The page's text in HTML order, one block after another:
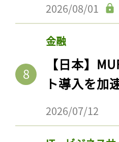
2026/08/01
金融
【日本】
ト導入を加
2026/07/12